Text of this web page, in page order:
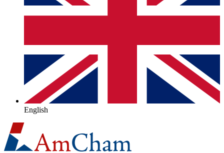
English